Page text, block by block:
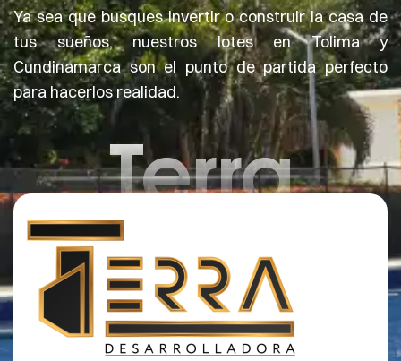
Ya sea que busques invertir o construir la casa de
tus sueños, nuestros lotes en Tolima y
Cundinamarca son el punto de partida perfecto
para hacerlos realidad.
Terra